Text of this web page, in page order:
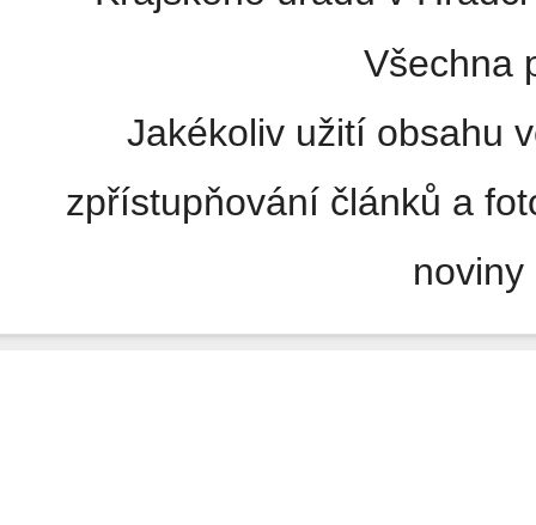
Všechna
Jakékoliv užití obsahu
zpřístupňování článků a